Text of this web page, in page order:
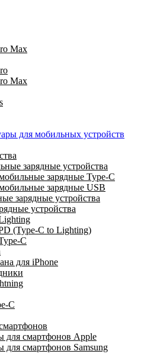
Max
Max
для мобильных устройств
зарядные устройства
зарядные Type-C
зарядные USB
зарядные устройства
устройства
(Type-C to Lighting)
C
для iPhone
C
для смартфонов Apple
для смартфонов Samsung